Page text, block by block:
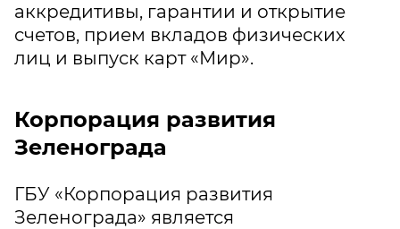
аккредитивы, гарантии и открытие
счетов, прием вкладов физических
лиц и выпуск карт «Мир».
Корпорация развития
Зеленограда
ГБУ «Корпорация развития
Зеленограда» является